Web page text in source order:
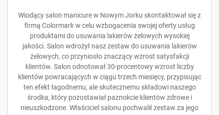
Wiodący salon manicure w Nowym Jorku skontaktował się z
firmą Colormark w celu wzbogacenia swojej oferty usług
produktami do usuwania lakierów żelowych wysokiej
jakości. Salon wdrożył nasz zestaw do usuwania lakierów
żelowych, co przyniosło znaczący wzrost satysfakcji
klientów. Salon odnotował 30-procentowy wzrost liczby
klientów powracających w ciągu trzech miesięcy, przypisując
ten efekt łagodnemu, ale skutecznemu składowi naszego
środka, który pozostawiał paznokcie klientów zdrowe i
nieuszkodzone. Właściciel salonu pochwalił zestaw za jego